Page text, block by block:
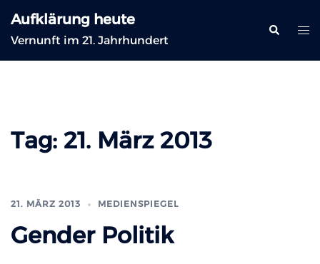
Inhalt
springen
Aufklärung heute
Vernunft im 21. Jahrhundert
Suche
Tag: 21. März 2013
21. MÄRZ 2013 MEDIENSPIEGEL
Gender Politik